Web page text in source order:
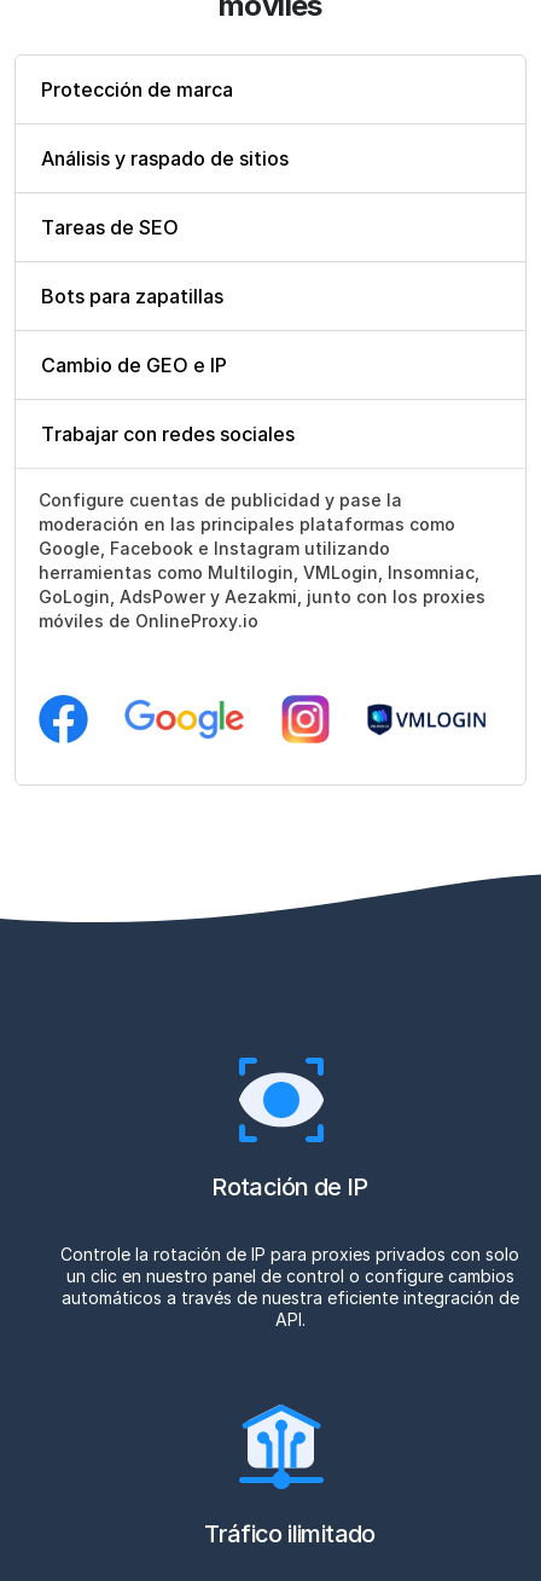
Protección de marca
Análisis y raspado de sitios
Tareas de SEO
Bots para zapatillas
Cambio de GEO e IP
Trabajar con redes sociales
Configure cuentas de publicidad y pase la
moderación en las principales plataformas como
Google, Facebook e Instagram utilizando
herramientas como Multilogin, VMLogin, Insomniac,
GoLogin, AdsPower y Aezakmi, junto con los proxies
móviles de OnlineProxy.io
Rotación de IP
Controle la rotación de IP para proxies privados con solo
un clic en nuestro panel de control o configure cambios
automáticos a través de nuestra eficiente integración de
API.
Tráfico ilimitado